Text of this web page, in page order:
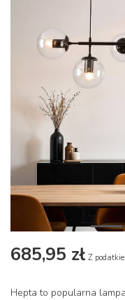
685,95 zł Z
Hepta to popularna